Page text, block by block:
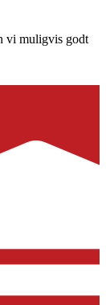
vi muligvis godt